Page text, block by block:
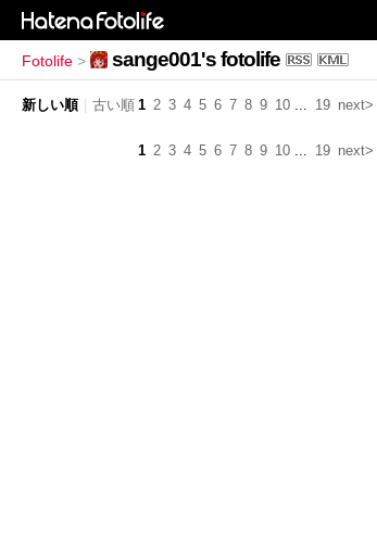
Fotolife > sange001's fotolife
1 2 3 4 5 6 7 8 9 10 ... 19 next>
新しい順 古い順
1 2 3 4 5 6 7 8 9 10 ... 19 next>